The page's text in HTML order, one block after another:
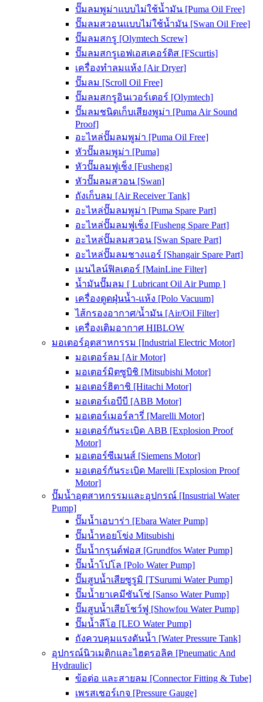
ปั๊มลมพูม่าแบบไม่ใช้น้ำมัน [Puma Oil Free]
ปั๊มลมสวอนแบบไม่ใช้น้ำมัน [Swan Oil Free]
ปั๊มลมสกรู [Olymtech Screw]
ปั๊มลมสกรูเอฟเอสเคอร์ติส [FScurtis]
เครื่องทำลมแห้ง [Air Dryer]
ปั๊มลม [Scroll Oil Free]
ปั๊มลมสกรูอินเวอร์เตอร์ [Olymtech]
ปั๊มลมชนิดเก็บเสียงพูม่า [Puma Air Sound
Proof]
อะไหล่ปั๊มลมพูม่า [Puma Oil Free]
หัวปั๊มลมพูม่า [Puma]
หัวปั๊มลมฟูเช็ง [Fusheng]
หัวปั๊มลมสวอน [Swan]
ถังเก็บลม [Air Receiver Tank]
อะไหล่ปั๊มลมพูม่า [Puma Spare Part]
อะไหล่ปั๊มลมฟูเช็ง [Fusheng Spare Part]
อะไหล่ปั๊มลมสวอน [Swan Spare Part]
อะไหล่ปั๊มลมชางแอร์ [Shangair Spare Part]
เมนไลน์ฟิลเตอร์ [MainLine Filter]
น้ำมันปั๊มลม [ Lubricant Oil Air Pump ]
เครื่องดูดฝุ่นน้ำ-แห้ง [Polo Vacuum]
ไส้กรองอากาศ/น้ำมัน [Air/Oil Filter]
เครื่องเติมอากาศ HIBLOW
มอเตอร์อุตสาหกรรม [Industrial Electric Motor]
มอเตอร์ลม [Air Motor]
มอเตอร์มิตซูบิชิ [Mitsubishi Motor]
มอเตอร์ฮิตาชิ [Hitachi Motor]
มอเตอร์เอบีบี [ABB Motor]
มอเตอร์เมอร์ลารี่ [Marelli Motor]
มอเตอร์กันระเบิด ABB [Explosion Proof
Motor]
มอเตอร์ซีเมนส์ [Siemens Motor]
มอเตอร์กันระเบิด Marelli [Explosion Proof
Motor]
ปั๊มน้ำอุตสาหกรรมและอุปกรณ์ [Insustrial Water
Pump]
ปั๊มน้ำเอบาร่า [Ebara Water Pump]
ปั๊มน้ำหอยโข่ง Mitsubishi
ปั๊มน้ำกรุนด์ฟอส [Grundfos Water Pump]
ปั๊มน้ำโปโล [Polo Water Pump]
ปั๊มสูบน้ำเสียซูรูมิ [TSurumi Water Pump]
ปั๊มน้ำยาเคมีซันโซ่ [Sanso Water Pump]
ปั๊มสูบน้ำเสียโชว์ฟู [Showfou Water Pump]
ปั๊มน้ำลีโอ [LEO Water Pump]
ถังควบคุมแรงดันน้ำ [Water Pressure Tank]
อุปกรณ์นิวเมติกและไฮดรอลิค [Pneumatic And
Hydraulic]
ข้อต่อ และสายลม [Connector Fitting & Tube]
เพรสเชอร์เกจ [Pressure Gauge]